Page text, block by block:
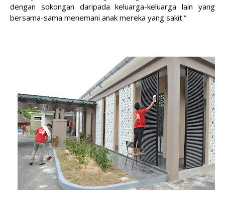
dengan sokongan daripada keluarga-keluarga lain yang
bersama-sama menemani anak mereka yang sakit.”